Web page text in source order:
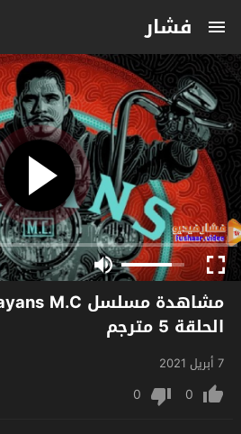
فشار
الحلقة 5 مترجم
7 أبريل 2021
0
0